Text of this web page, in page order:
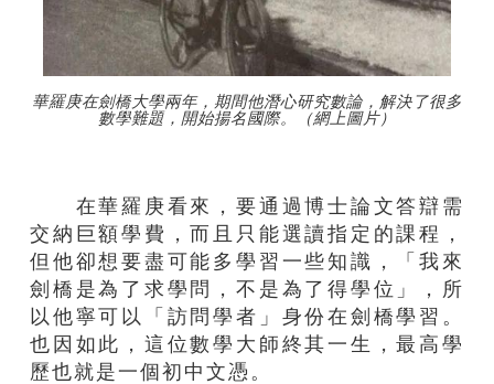
華羅庚在劍橋大學兩年，期間他潛心研究數論，解決了很多
數學難題，開始揚名國際。（網上圖片）
在華羅庚看來，要通過博士論文答辯需
交納巨額學費，而且只能選讀指定的課程，
但他卻想要盡可能多學習一些知識，「我來
劍橋是為了求學問，不是為了得學位」，所
以他寧可以「訪問學者」身份在劍橋學習。
也因如此，這位數學大師終其一生，最高學
歷也就是一個初中文憑。